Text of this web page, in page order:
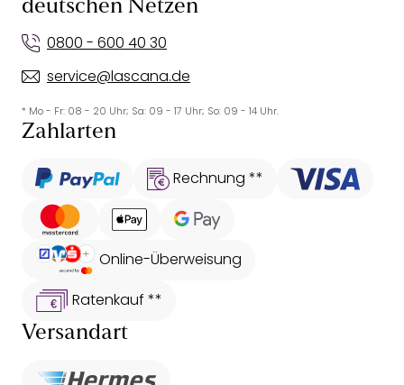
deutschen Netzen
0800 - 600 40 30
service@lascana.de
* Mo - Fr: 08 - 20 Uhr; Sa: 09 - 17 Uhr; So: 09 - 14 Uhr.
Zahlarten
Rechnung **
Online-Überweisung
Ratenkauf **
Versandart